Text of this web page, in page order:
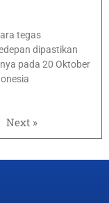
tegas
dipastikan
pada 20 Oktober
Next »